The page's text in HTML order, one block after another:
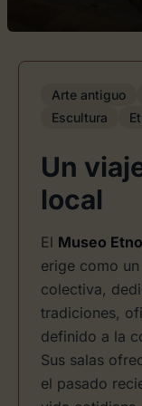
Arte antiguo
Escultura
Un
local
El Museo
erige como
colectiva,
tradiciones,
definido a la
Sus salas
el pasado